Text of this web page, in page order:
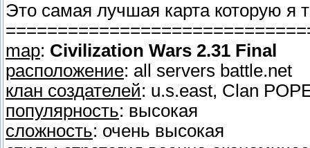
Это самая лучшая карта которую я
map: Civilization Wars 2.31 Final
расположение: all servers battle.net
клан создателей: u.s.east, Clan
популярность: высокая
сложность: очень высокая